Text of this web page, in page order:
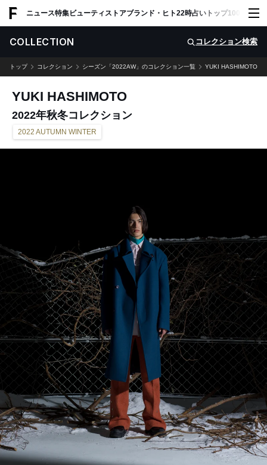
ニュース特集ビューティ ストアブランド・ヒト22時占い トップ100 スナッ
COLLECTION コレクション検索
トップ コレクション シーズン「2022AW」のコレクション一覧 YUKI HASHIMOTO
YUKI HASHIMOTO
2022年秋冬コレクション
2022 AUTUMN WINTER